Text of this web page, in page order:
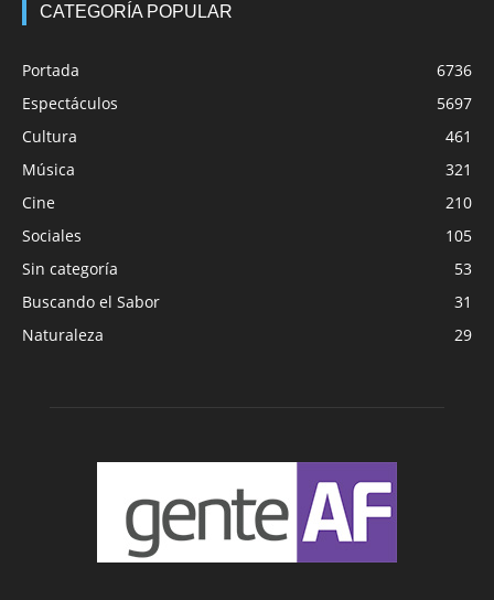
CATEGORÍA POPULAR
Portada
6736
Espectáculos
5697
Cultura
461
Música
321
Cine
210
Sociales
105
Sin categoría
53
Buscando el Sabor
31
Naturaleza
29